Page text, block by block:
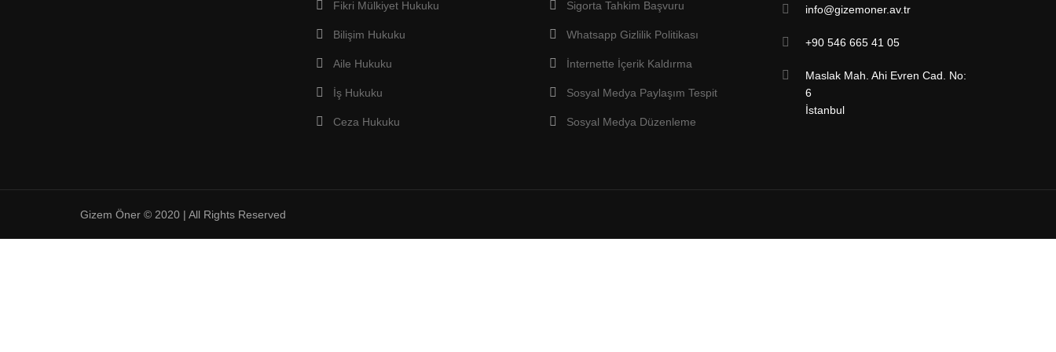
Fikri Mülkiyet Hukuku
Bilişim Hukuku
Aile Hukuku
İş Hukuku
Ceza Hukuku
Sigorta Tahkim Başvuru
Whatsapp Gizlilik Politikası
İnternette İçerik Kaldırma
Sosyal Medya Paylaşım Tespit
Sosyal Medya Düzenleme
info@gizemoner.av.tr
+90 546 665 41 05
Maslak Mah. Ahi Evren Cad. No:
6
İstanbul
Gizem Öner © 2020 | All Rights Reserved